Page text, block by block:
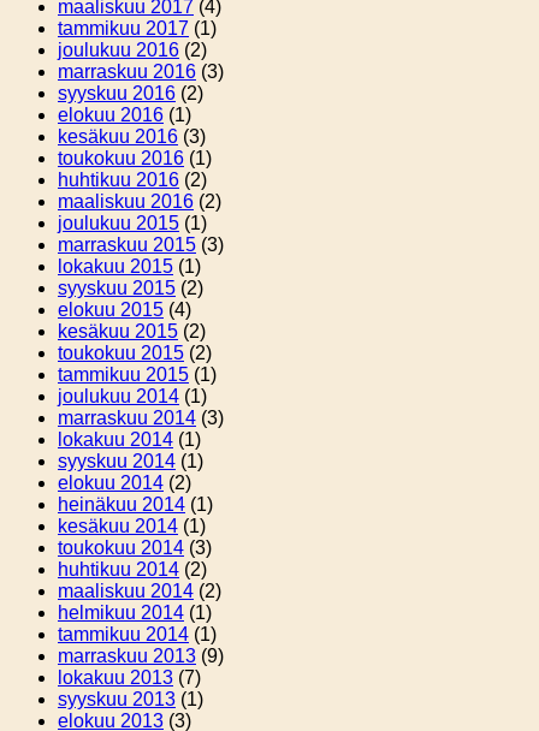
maaliskuu 2017 (4)
tammikuu 2017 (1)
joulukuu 2016 (2)
marraskuu 2016 (3)
syyskuu 2016 (2)
elokuu 2016 (1)
kesäkuu 2016 (3)
toukokuu 2016 (1)
huhtikuu 2016 (2)
maaliskuu 2016 (2)
joulukuu 2015 (1)
marraskuu 2015 (3)
lokakuu 2015 (1)
syyskuu 2015 (2)
elokuu 2015 (4)
kesäkuu 2015 (2)
toukokuu 2015 (2)
tammikuu 2015 (1)
joulukuu 2014 (1)
marraskuu 2014 (3)
lokakuu 2014 (1)
syyskuu 2014 (1)
elokuu 2014 (2)
heinäkuu 2014 (1)
kesäkuu 2014 (1)
toukokuu 2014 (3)
huhtikuu 2014 (2)
maaliskuu 2014 (2)
helmikuu 2014 (1)
tammikuu 2014 (1)
marraskuu 2013 (9)
lokakuu 2013 (7)
syyskuu 2013 (1)
elokuu 2013 (3)